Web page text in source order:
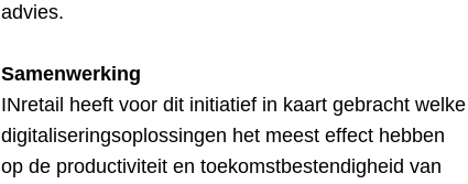
advies.
Samenwerking
INretail heeft voor dit initiatief in kaart gebracht welke
digitaliseringsoplossingen het meest effect hebben
op de productiviteit en toekomstbestendigheid van